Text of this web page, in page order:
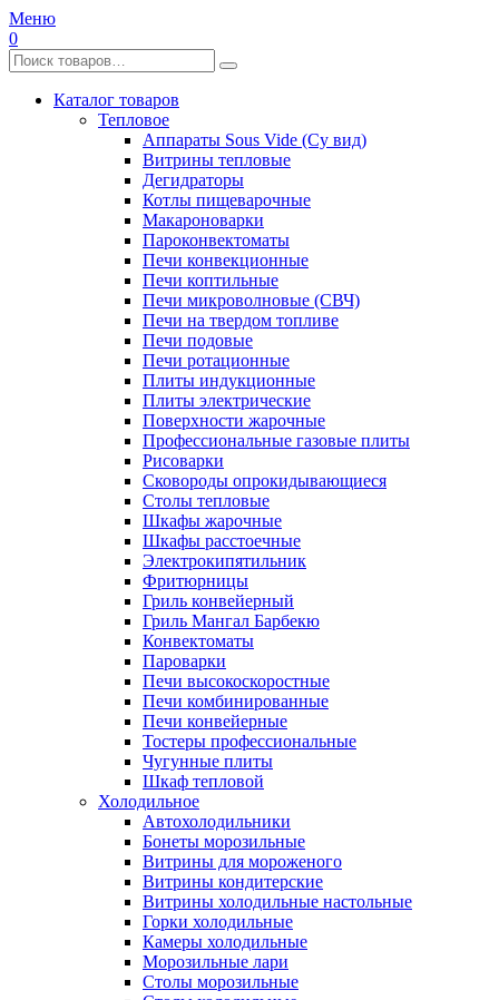
Меню
0
Каталог товаров
Тепловое
Аппараты Sous Vide (Су вид)
Витрины тепловые
Дегидраторы
Котлы пищеварочные
Макароноварки
Пароконвектоматы
Печи конвекционные
Печи коптильные
Печи микроволновые (СВЧ)
Печи на твердом топливе
Печи подовые
Печи ротационные
Плиты индукционные
Плиты электрические
Поверхности жарочные
Профессиональные газовые плиты
Рисоварки
Сковороды опрокидывающиеся
Столы тепловые
Шкафы жарочные
Шкафы расстоечные
Электрокипятильник
Фритюрницы
Гриль конвейерный
Гриль Мангал Барбекю
Конвектоматы
Пароварки
Печи высокоскоростные
Печи комбинированные
Печи конвейерные
Тостеры профессиональные
Чугунные плиты
Шкаф тепловой
Холодильное
Автохолодильники
Бонеты морозильные
Витрины для мороженого
Витрины кондитерские
Витрины холодильные настольные
Горки холодильные
Камеры холодильные
Морозильные лари
Столы морозильные